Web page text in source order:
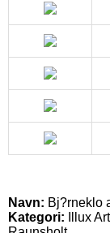
Navn: Bj?rneklo
Kategori: Illux